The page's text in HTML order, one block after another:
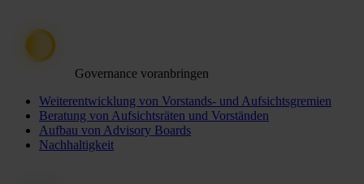
Governance voranbringen
Weiterentwicklung von Vorstands- und Aufsichtsgremien
Beratung von Aufsichtsräten und Vorständen
Aufbau von Advisory Boards
Nachhaltigkeit